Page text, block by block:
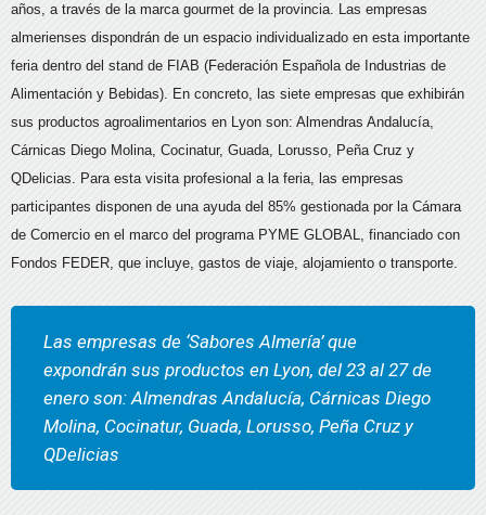
años, a través de la marca gourmet de la provincia. Las empresas
almerienses dispondrán de un espacio individualizado en esta importante
feria dentro del stand de FIAB (Federación Española de Industrias de
Alimentación y Bebidas). En concreto, las siete empresas que exhibirán
sus productos agroalimentarios en Lyon son: Almendras Andalucía,
Cárnicas Diego Molina, Cocinatur, Guada, Lorusso, Peña Cruz y
QDelicias. Para esta visita profesional a la feria, las empresas
participantes disponen de una ayuda del 85% gestionada por la Cámara
de Comercio en el marco del programa PYME GLOBAL, financiado con
Fondos FEDER, que incluye, gastos de viaje, alojamiento o transporte.
Las empresas de ‘Sabores Almería’ que
expondrán sus productos en Lyon, del 23 al 27 de
enero son: Almendras Andalucía, Cárnicas Diego
Molina, Cocinatur, Guada, Lorusso, Peña Cruz y
QDelicias